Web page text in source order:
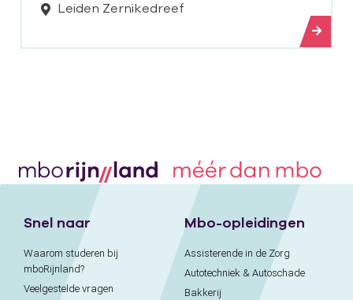
Leiden Zernikedreef
Snel naar
Waarom studeren bij
mboRijnland?
Veelgestelde vragen
Mbo-opleidingen
Assisterende in de Zorg
Autotechniek & Autoschade
Bakkerij